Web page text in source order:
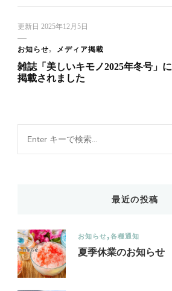
更新日 2025年12月5日
お知らせ メディア掲載
雑誌「美しいキモノ2025年冬号」に
掲載されました
for
最近の投稿
お知らせ 各種通知
夏季休業のお知らせ